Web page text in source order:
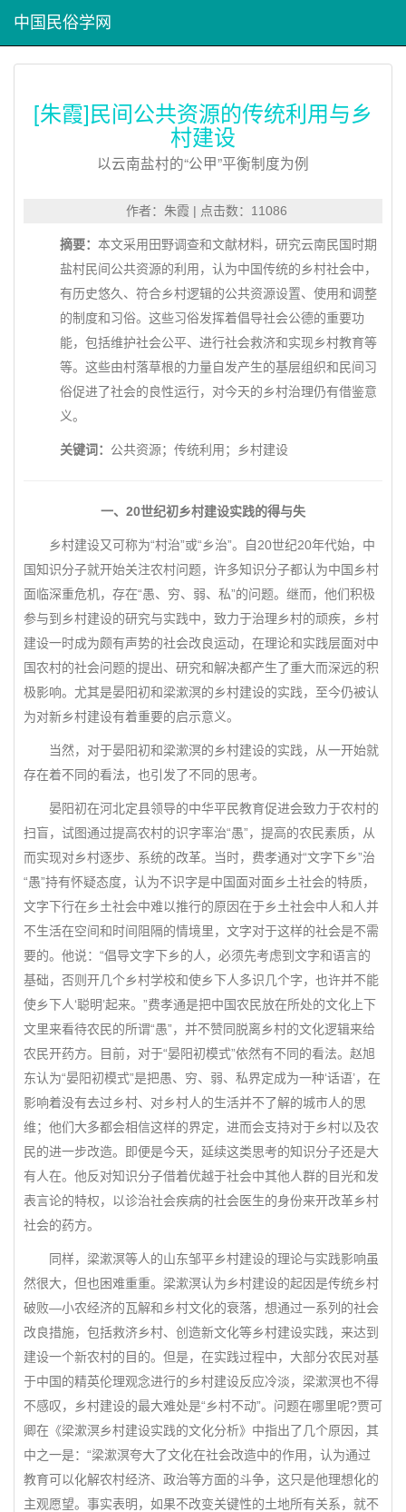
中国民俗学网
[朱霞]民间公共资源的传统利用与乡
村建设
以云南盐村的“公甲”平衡制度为例
作者：朱霞 | 点击数：11086
摘要： 本文采用田野调查和文献材料，研究云南民国时期
盐村民间公共资源的利用，认为中国传统的乡村社会中，
有历史悠久、符合乡村逻辑的公共资源设置、使用和调整
的制度和习俗。这些习俗发挥着倡导社会公德的重要功
能，包括维护社会公平、进行社会救济和实现乡村教育等
等。这些由村落草根的力量自发产生的基层组织和民间习
俗促进了社会的良性运行，对今天的乡村治理仍有借鉴意
义。
关键词： 公共资源；传统利用；乡村建设
一、20世纪初乡村建设实践的得与失
乡村建设又可称为“村治”或“乡治”。自20世纪20年代始，中
国知识分子就开始关注农村问题，许多知识分子都认为中国乡村
面临深重危机，存在“愚、穷、弱、私”的问题。继而，他们积极
参与到乡村建设的研究与实践中，致力于治理乡村的顽疾，乡村
建设一时成为颇有声势的社会改良运动，在理论和实践层面对中
国农村的社会问题的提出、研究和解决都产生了重大而深远的积
极影响。尤其是晏阳初和梁漱溟的乡村建设的实践，至今仍被认
为对新乡村建设有着重要的启示意义。
当然，对于晏阳初和梁漱溟的乡村建设的实践，从一开始就
存在着不同的看法，也引发了不同的思考。
晏阳初在河北定县领导的中华平民教育促进会致力于农村的
扫盲，试图通过提高农村的识字率治“愚”，提高的农民素质，从
而实现对乡村逐步、系统的改革。当时，费孝通对“文字下乡”治
“愚”持有怀疑态度，认为不识字是中国面对面乡土社会的特质，
文字下行在乡土社会中难以推行的原因在于乡土社会中人和人并
不生活在空间和时间阻隔的情境里，文字对于这样的社会是不需
要的。他说：“倡导文字下乡的人，必须先考虑到文字和语言的
基础，否则开几个乡村学校和使乡下人多识几个字，也许并不能
使乡下人‘聪明’起来。”费孝通是把中国农民放在所处的文化上下
文里来看待农民的所谓“愚”，并不赞同脱离乡村的文化逻辑来给
农民开药方。目前，对于“晏阳初模式”依然有不同的看法。赵旭
东认为“晏阳初模式”是把愚、穷、弱、私界定成为一种‘话语’，在
影响着没有去过乡村、对乡村人的生活并不了解的城市人的思
维；他们大多都会相信这样的界定，进而会支持对于乡村以及农
民的进一步改造。即便是今天，延续这类思考的知识分子还是大
有人在。他反对知识分子借着优越于社会中其他人群的目光和发
表言论的特权，以诊治社会疾病的社会医生的身份来开改革乡村
社会的药方。
同样，梁漱溟等人的山东邹平乡村建设的理论与实践影响虽
然很大，但也困难重重。梁漱溟认为乡村建设的起因是传统乡村
破败—小农经济的瓦解和乡村文化的衰落，想通过一系列的社会
改良措施，包括救济乡村、创造新文化等乡村建设实践，来达到
建设一个新农村的目的。但是，在实践过程中，大部分农民对基
于中国的精英伦理观念进行的乡村建设反应冷淡，梁漱溟也不得
不感叹，乡村建设的最大难处是“乡村不动”。问题在哪里呢?贾可
卿在《梁漱溟乡村建设实践的文化分析》中指出了几个原因，其
中之一是：“梁漱溟夸大了文化在社会改造中的作用，认为通过
教育可以化解农村经济、政治等方面的斗争，这只是他理想化的
主观愿望。事实表明，如果不改变关键性的土地所有关系，就不